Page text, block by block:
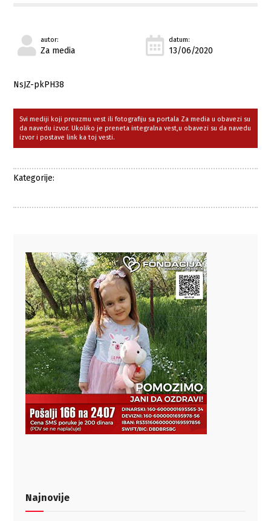
autor:
Za media
datum:
13/06/2020
NsJZ-pkPH38
Svi mediji koji preuzmu vest ili fotografiju sa portala Za media u obavezi su
da navedu izvor. Ukoliko je preneta integralna vest,u obavezi su da navedu
izvor i postave link ka toj vesti.
Kategorije:
Najnovije